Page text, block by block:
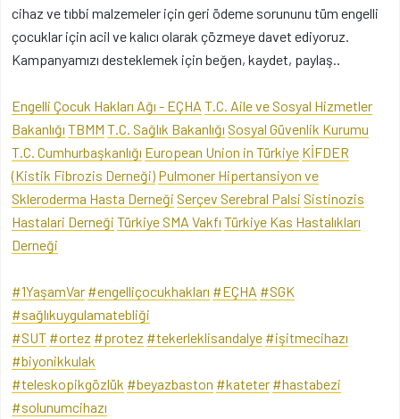
cihaz ve tıbbi malzemeler için geri ödeme sorununu tüm engelli
çocuklar için acil ve kalıcı olarak çözmeye davet ediyoruz.
Kampanyamızı desteklemek için beğen, kaydet, paylaş..
Engelli Çocuk Hakları Ağı - EÇHA T.C. Aile ve Sosyal Hizmetler
Bakanlığı TBMM T.C. Sağlık Bakanlığı Sosyal Güvenlik Kurumu
T.C. Cumhurbaşkanlığı European Union in Türkiye KİFDER
(Kistik Fibrozis Derneği) Pulmoner Hipertansiyon ve
Skleroderma Hasta Derneği Serçev Serebral Palsi Sistinozis
Hastalari Derneği Türkiye SMA Vakfı Türkiye Kas Hastalıkları
Derneği
#1YaşamVar #engelliçocukhakları #EÇHA #SGK
#sağlıkuygulamatebliği
#SUT #ortez #protez #tekerleklisandalye #işitmecihazı
#biyonikkulak
#teleskopikgözlük #beyazbaston #kateter #hastabezi
#solunumcihazı